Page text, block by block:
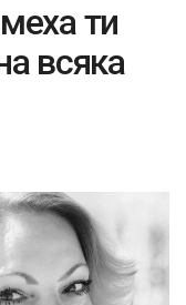
ти
всяка